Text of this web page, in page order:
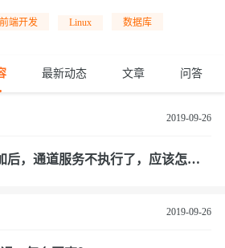
前端开发 Linux 数据库
最新动态 文章 问答
2019-09-26
后，通道服务不执行了，应该怎么
2019-09-26